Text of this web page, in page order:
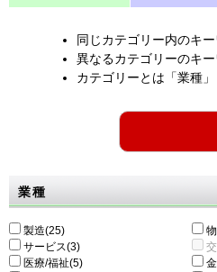
同じカテゴリー内のキ
異なるカテゴリーのキ
カテゴリーとは「業種
業種
製造(25)
サービス(3)
医療/福祉(5)